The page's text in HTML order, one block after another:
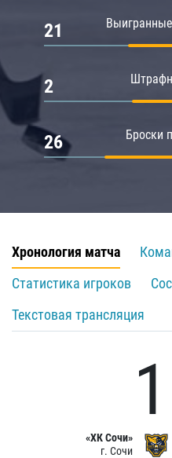
21
2
Броски
26
Хронология матча
Статистика игроков
Текстовая трансляция
«ХК Сочи»
г. Сочи